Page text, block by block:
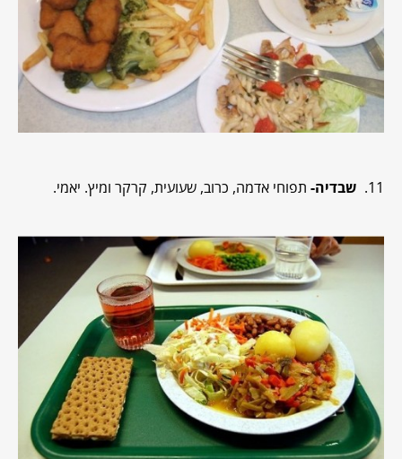
11. שבדיה- תפוחי אדמה, כרוב, שעועית, קרקר ומיץ. יאמי.